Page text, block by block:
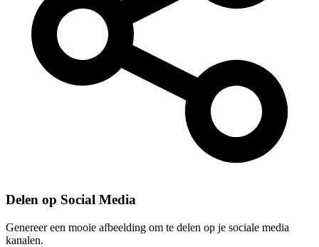
Delen op Social Media
Genereer een mooie afbeelding om te delen op je sociale media
kanalen.